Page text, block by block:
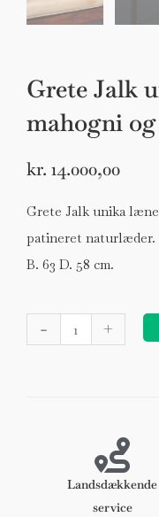
Grete Jalk
mahogni
kr. 14.000,00
Grete Jalk unika
patineret naturlæder.
B. 63 D. 58 cm.
-
Jalk
unika
+
Landsdækkende
service